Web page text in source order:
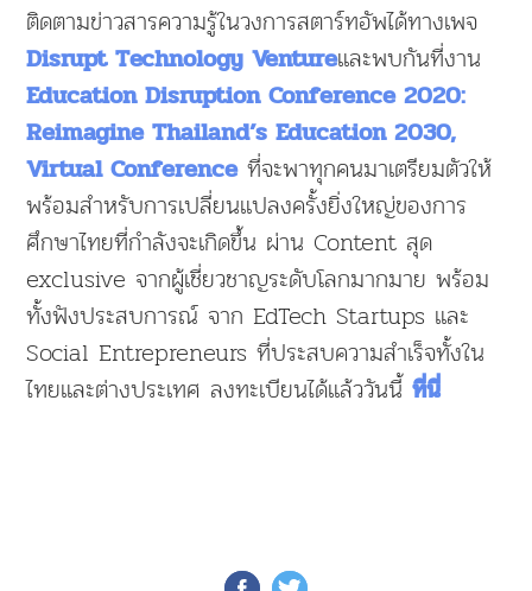
ติดตามข่าวสารความรู้ในวงการสตาร์ทอัพได้ทางเพจ
Disrupt Technology Ventureและพบกันที่งาน
Education Disruption Conference 2020:
Reimagine Thailand’s Education 2030,
Virtual Conferenceที่จะพาทุกคนมาเตรียมตัวให้
พร้อมสำหรับการเปลี่ยนแปลงครั้งยิ่งใหญ่ของการ
ศึกษาไทยที่กำลังจะเกิดขึ้น ผ่าน Content สุด
exclusive จากผู้เชี่ยวชาญระดับโลกมากมาย พร้อม
ทั้งฟังประสบการณ์ จาก EdTech Startups และ
Social Entrepreneurs ที่ประสบความสำเร็จทั้งใน
ไทยและต่างประเทศ ลงทะเบียนได้แล้ววันนี้ที่นี่